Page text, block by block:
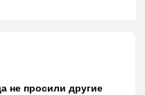
не просили другие